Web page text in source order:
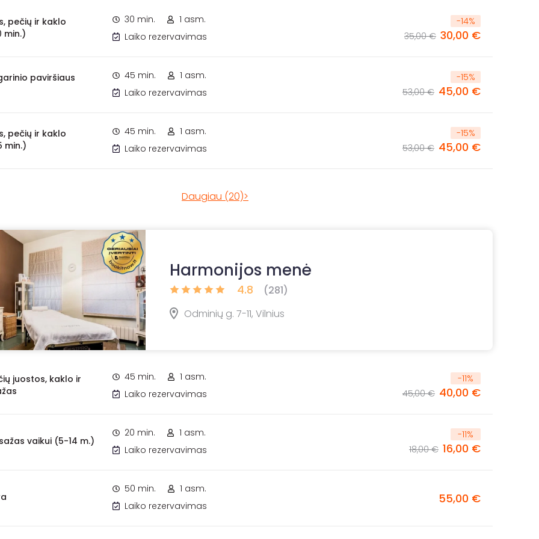
pečių ir kaklo
min.)
30 min.
1 asm.
Laiko rezervavimas
-14%
35,00 € 30,00 €
paviršiaus
45 min.
1 asm.
Laiko rezervavimas
-15%
53,00 € 45,00 €
pečių ir kaklo
min.)
45 min.
1 asm.
Laiko rezervavimas
-15%
53,00 € 45,00 €
Daugiau (20)>
Harmonijos menė
4.8
(281)
Odminių g. 7-11, Vilnius
juostos, kaklo ir
45 min.
1 asm.
Laiko rezervavimas
-11%
45,00 € 40,00 €
vaikui (5-14 m.)
20 min.
1 asm.
Laiko rezervavimas
-11%
18,00 € 16,00 €
50 min.
1 asm.
Laiko rezervavimas
55,00 €